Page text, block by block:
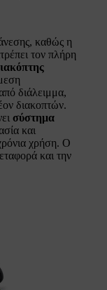
καθώς η
τον πλήρη
διάλειμμα,
διακοπτών.
σύστημα
και
χρήση. Ο
και την